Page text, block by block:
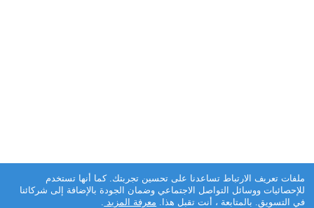
ملفات تعريف الارتباط تساعدنا على تحسين تجربتك. كما أنها تستخدم
للإحصائيات ووسائل التواصل الاجتماعي وضمان الجودة بالإضافة إلى شركائنا
في التسويق. بالمتابعة ، أنت تقبل هذا. معرفة المزيد .